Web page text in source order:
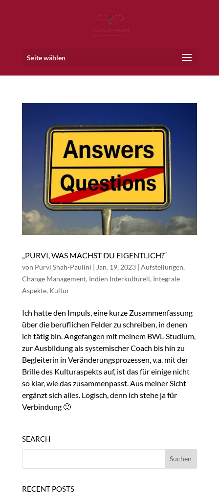
Seite wählen
„PURVI, WAS MACHST DU EIGENTLICH?“
von Purvi Shah-Paulini | Jan. 19, 2023| Aufstellungen,
Change Management, Indien Interkulturell, Integrale
Aspekte, Kultur
Ich hatte den Impuls, eine kurze Zusammenfassung
über die beruflichen Felder zu schreiben, in denen
ich tätig bin. Angefangen mit meinem BWL-Studium,
zur Ausbildung als systemischer Coach bis hin zu
Begleiterin in Veränderungsprozessen, v.a. mit der
Brille des Kulturaspekts auf, ist das für einige nicht
so klar, wie das zusammenpasst. Aus meiner Sicht
ergänzt sich alles. Logisch, denn ich stehe ja für
Verbindung 🙂
SEARCH
RECENT POSTS